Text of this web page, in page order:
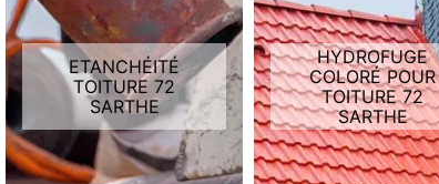
ETANCHÉITÉ
TOITURE 72
SARTHE
HYDROFUGE
COLORÉ POUR
TOITURE 72
SARTHE